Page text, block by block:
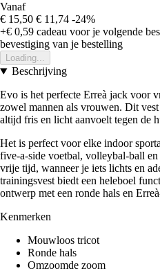
Vanaf
€ 15,50 € 11,74 -24%
+€ 0,59 cadeau voor je volgende
bevestiging van je bestelling
Loading...
Beschrijving
Evo is het perfecte Erreà jack voor
zowel mannen als vrouwen. Dit
altijd fris en licht aanvoelt tegen de
Het is perfect voor elke indoor
five-a-side voetbal, volleybal-ball
vrije tijd, wanneer je iets lichts en
trainingsvest biedt een heleboel
ontwerp met een ronde hals en
Kenmerken
Mouwloos tricot
Ronde hals
Omzoomde zoom